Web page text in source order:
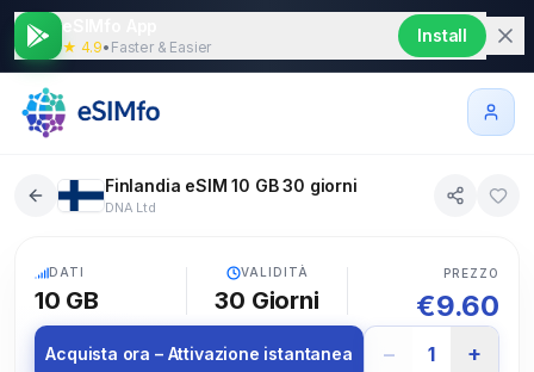
★ 4.9• Faster & Easier
Install
Finlandia eSIM 10 GB 30 giorni
DNA Ltd
DATI
10 GB
VALIDITÀ
30 Giorni
PREZZO
€9.60
Acquista ora – Attivazione istantanea − 1 +